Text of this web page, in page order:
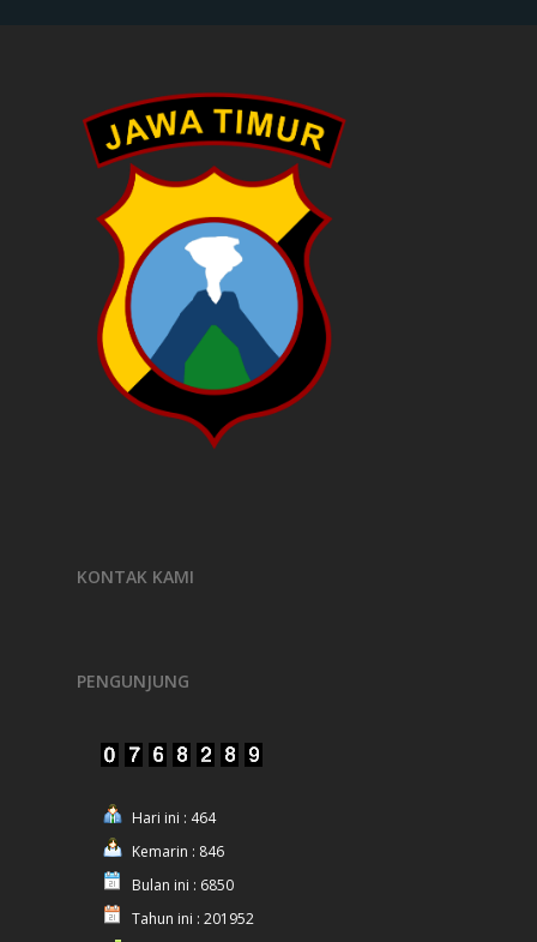
KONTAK KAMI
PENGUNJUNG
Hari ini : 464
Kemarin : 846
Bulan ini : 6850
Tahun ini : 201952